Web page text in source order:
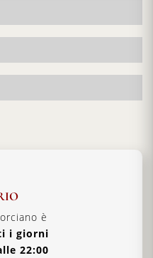
è
i giorni
22:00